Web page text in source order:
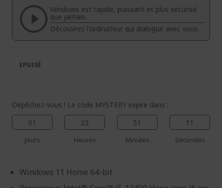
galerie
d’images
Galerie
d’images
Windows est rapide, puissant et plus sécurisé
que jamais.
Découvrez l'ordinateur qui dialogue avec vous.
Dépêchez-vous ! Le code MYSTERY expire dans :
01
Jours
23
Heures
51
Minutes
10
Secondes
Windows 11 Home 64-bit
EPUISÉ